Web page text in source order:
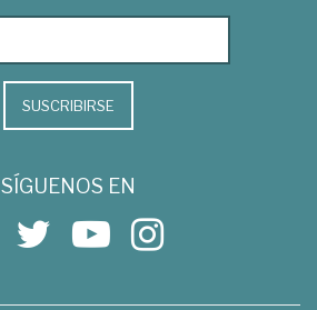
SUSCRIBIRSE
SÍGUENOS EN